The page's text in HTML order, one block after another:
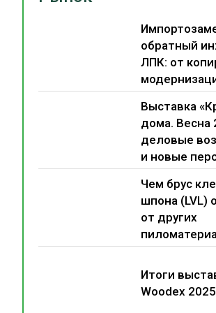
обратный
ЛПК: от
Выставка
дома. Весна
деловые
и новые
Чем брус
шпона (LVL)
от других
Итоги
Woodex 2025